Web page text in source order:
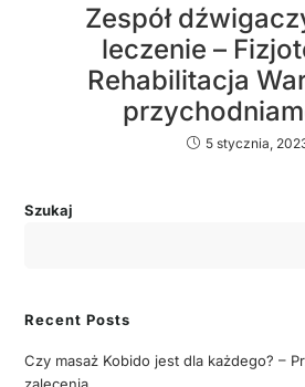
Zespół
leczenie –
Rehabilitacja
5 stycznia,
Szukaj
Recent Posts
Czy masaż Kobido jest dla każdego? –
zalecenia